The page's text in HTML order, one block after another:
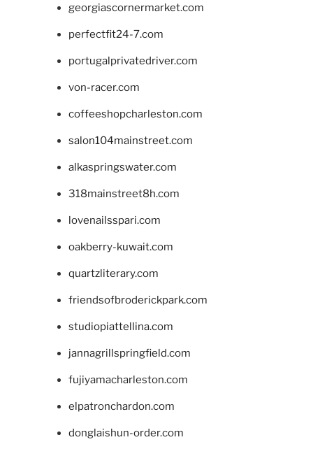
georgiascornermarket.com
perfectfit24-7.com
portugalprivatedriver.com
von-racer.com
coffeeshopcharleston.com
salon104mainstreet.com
alkaspringswater.com
318mainstreet8h.com
lovenailsspari.com
oakberry-kuwait.com
quartzliterary.com
friendsofbroderickpark.com
studiopiattellina.com
jannagrillspringfield.com
fujiyamacharleston.com
elpatronchardon.com
donglaishun-order.com